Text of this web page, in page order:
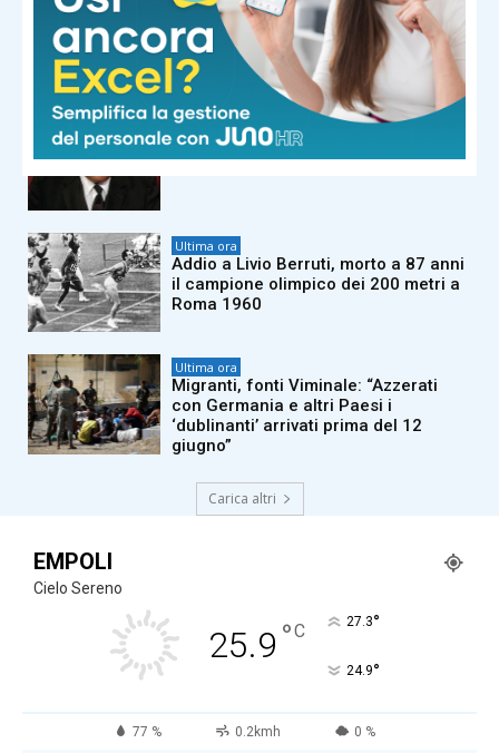
Morte Berruti, Mattarella: “Figura
altamente rappresentativa sport
italiano”. Buonfiglio: “Campione
inarrivabile”
Ultima ora
E’ morto Don Nelson, il coach da
record aveva 86 anni
Ultima ora
Addio a Livio Berruti, morto a 87 anni
il campione olimpico dei 200 metri a
Roma 1960
Ultima ora
Migranti, fonti Viminale: “Azzerati
con Germania e altri Paesi i
‘dublinanti’ arrivati prima del 12
giugno”
Carica altri
EMPOLI
Cielo Sereno
25.9 °C 27.3°
24.9°
77 % 0.2kmh 0 %